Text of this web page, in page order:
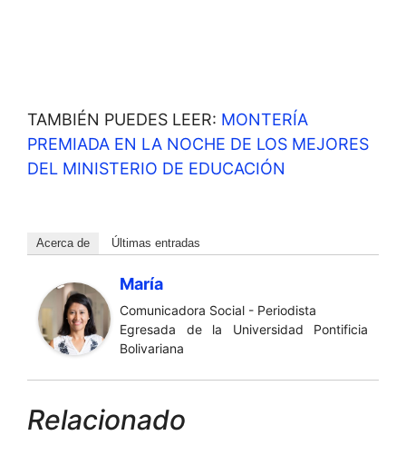
TAMBIÉN PUEDES LEER: MONTERÍA
PREMIADA EN LA NOCHE DE LOS MEJORES
DEL MINISTERIO DE EDUCACIÓN
Acerca de Últimas entradas
María
Comunicadora Social - Periodista
Egresada de la Universidad Pontificia
Bolivariana
Relacionado